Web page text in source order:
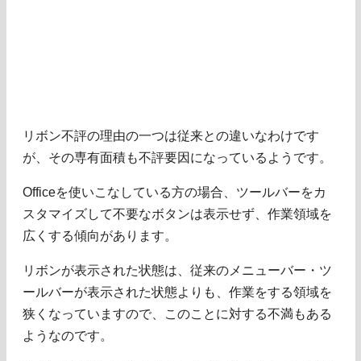
リボン不評の理由の一つは従来との違いなわけです
が、その専有面積も不評要因になっているようです。
Officeを使いこなしている方の場合、ツールバーをカ
スタマイズして不要なボタンは表示せず、作業領域を
広くする傾向があります。
リボンが表示された状態は、従来のメニューバー・ツ
ールバーが表示された状態よりも、作業をする領域を
狭くなっていますので、このことに対する不満もある
ようなのです。